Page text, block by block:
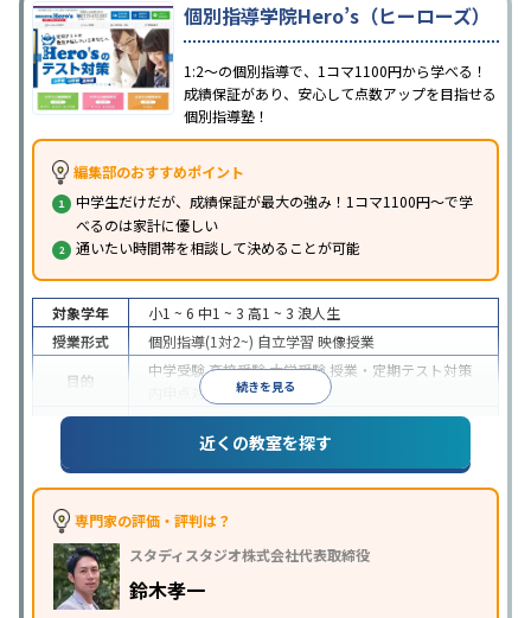
個別指導学院Hero’s（ヒーローズ）
1:2～の個別指導で、1コマ1100円から学べる！
成績保証があり、安心して点数アップを目指せる
個別指導塾！
編集部のおすすめポイント
中学生だけだが、成績保証が最大の強み！1コマ1100円～で学
べるのは家計に優しい
通いたい時間帯を相談して決めることが可能
続きを見る
対象学年 小1 ~ 6 中1 ~ 3 高1 ~ 3 浪人生
授業形式
個別指導(1対2~) 自立学習 映像授業
目的
中学受験高校受験大学受験 授業・定期テスト対策
内申点対策
学習習慣の定着
中高一貫校生に対応成績保証制度あり授業の振替
1科目から受講可能 季節講習のみの受講可
※2023年3月調査。小学校高学年の個別指導塾アンケート調査方法を参
照
近くの教室を探す
専門家の評価・評判は？
スタディスタジオ株式会社代表取締役
鈴木孝一